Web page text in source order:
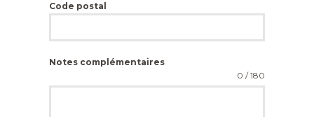
Code postal
Notes complémentaires
0 / 180